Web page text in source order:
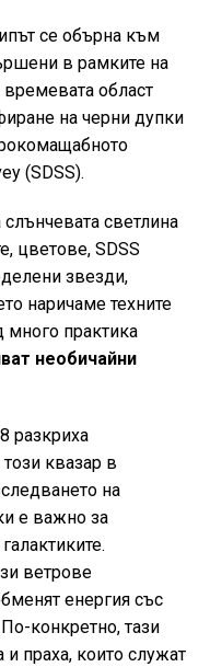
се обърна към
в рамките на
област
на черни дупки
(SDSS).
светлина
цветове, SDSS
звезди,
наричаме техните
много практика
необичайни
разкриха
квазар в
на
е важно за
ветрове
енергия със
конкретно, тази
праха, които служат